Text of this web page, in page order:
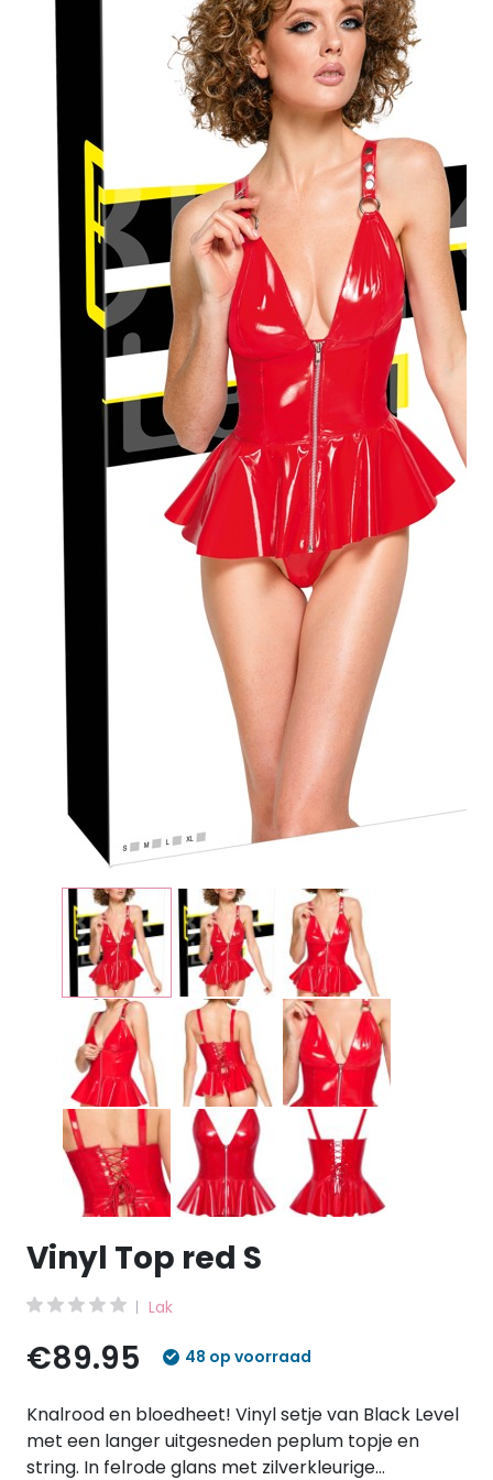
Plezier &
Media
POS-
materiaal
Speeltjes
Vinyl Top red S
Lak
€89.95 48 op voorraad
Knalrood en bloedheet! Vinyl setje van Black Level
met een langer uitgesneden peplum topje en
string. In felrode glans met zilverkleurige